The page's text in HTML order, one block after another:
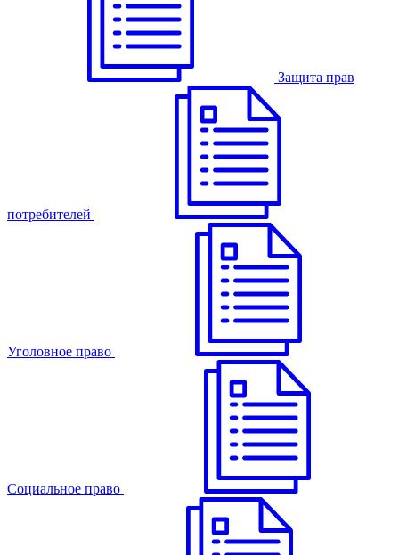
Защита прав
потребителей
Уголовное право
Cоциальное право